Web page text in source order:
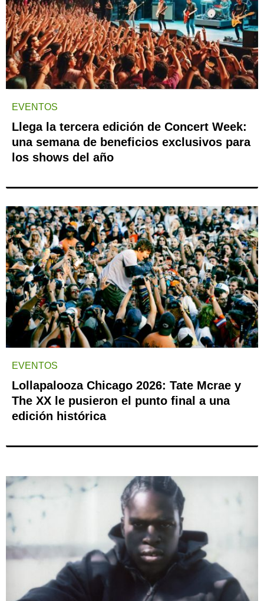
EVENTOS
Llega la tercera edición de Concert Week:
una semana de beneficios exclusivos para
los shows del año
EVENTOS
Lollapalooza Chicago 2026: Tate Mcrae y
The XX le pusieron el punto final a una
edición histórica